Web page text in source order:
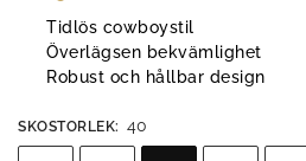
Tidlös cowboystil
Överlägsen bekvämlighet
Robust och hållbar design
SKOSTORLEK: 40